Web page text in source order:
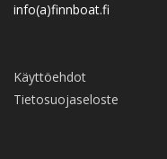
info(a)finnboat.fi
Käyttöehdot
Tietosuojaseloste